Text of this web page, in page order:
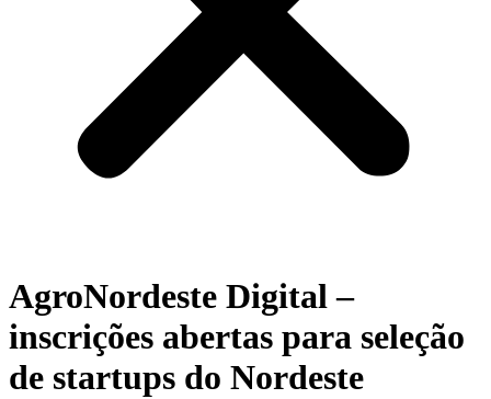
AgroNordeste Digital –
inscrições abertas para seleção
de startups do Nordeste